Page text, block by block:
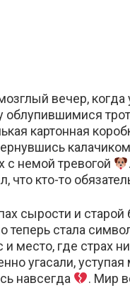
вечер, когда
картонная
с немой тревогой
что кто-то
сырости и старой
теперь стала
и место, где страх
угасали,
навсегда
. Мир